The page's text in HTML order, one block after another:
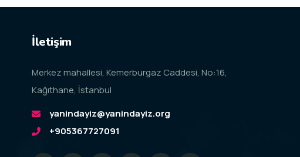
İletişim
Merkez mahallesi, Kemerburgaz Caddesi, No:16,
Kağıthane, İstanbul
yanindayiz@yanindayiz.org
+905367727091